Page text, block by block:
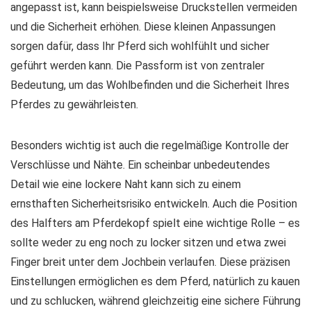
angepasst ist, kann beispielsweise Druckstellen vermeiden
und die Sicherheit erhöhen. Diese kleinen Anpassungen
sorgen dafür, dass Ihr Pferd sich wohlfühlt und sicher
geführt werden kann. Die Passform ist von zentraler
Bedeutung, um das Wohlbefinden und die Sicherheit Ihres
Pferdes zu gewährleisten.
Besonders wichtig ist auch die regelmäßige Kontrolle der
Verschlüsse und Nähte. Ein scheinbar unbedeutendes
Detail wie eine lockere Naht kann sich zu einem
ernsthaften Sicherheitsrisiko entwickeln. Auch die Position
des Halfters am Pferdekopf spielt eine wichtige Rolle – es
sollte weder zu eng noch zu locker sitzen und etwa zwei
Finger breit unter dem Jochbein verlaufen. Diese präzisen
Einstellungen ermöglichen es dem Pferd, natürlich zu kauen
und zu schlucken, während gleichzeitig eine sichere Führung